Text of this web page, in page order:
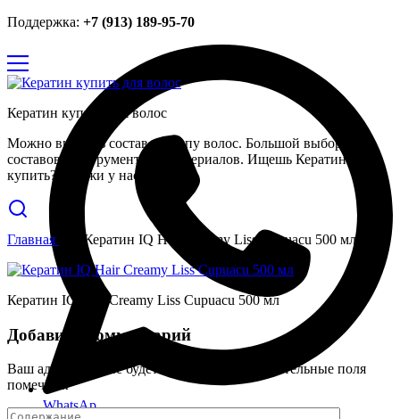
Поддержка: +7 (913) 189-95-70
WhatsAp
Кератин купить для волос
Можно выбрать состав по типу волос. Большой выбор
составов, инструментов и материалов. Ищешь Кератин
купить? Закажи у нас.
Главная Кератин IQ Hair Creamy Liss Cupuacu 500 мл
Кератин IQ Hair Creamy Liss Cupuacu 500 мл
Добавить комментарий
Ваш адрес email не будет опубликован.
Обязательные поля
помечены*